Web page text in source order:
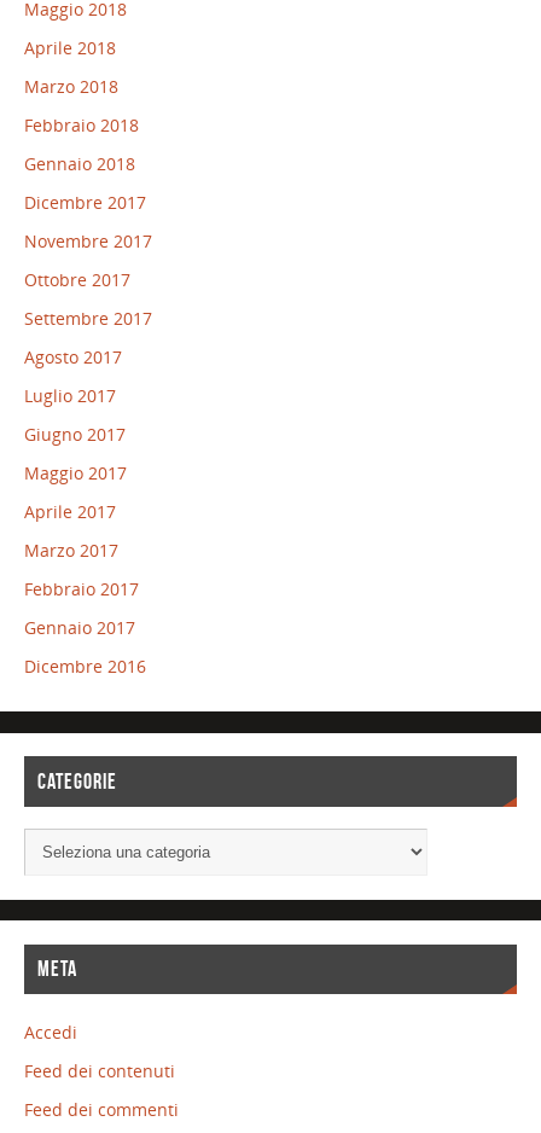
Maggio 2018
Aprile 2018
Marzo 2018
Febbraio 2018
Gennaio 2018
Dicembre 2017
Novembre 2017
Ottobre 2017
Settembre 2017
Agosto 2017
Luglio 2017
Giugno 2017
Maggio 2017
Aprile 2017
Marzo 2017
Febbraio 2017
Gennaio 2017
Dicembre 2016
CATEGORIE
META
Accedi
Feed dei contenuti
Feed dei commenti